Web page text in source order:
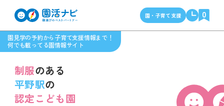
園見学の予約から子育て支援情報まで！
何でも載ってる園情報サイト
園・子育て支援 0
制服のある
平野駅の
認定こども園